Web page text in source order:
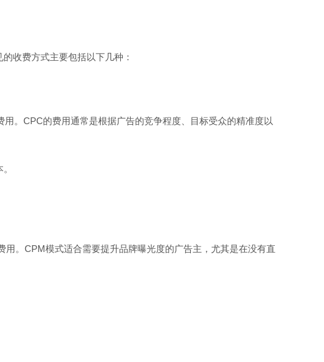
收费方式主要包括以下几种：
。CPC的费用通常是根据广告的竞争程度、目标受众的精准度以
。CPM模式适合需要提升品牌曝光度的广告主，尤其是在没有直